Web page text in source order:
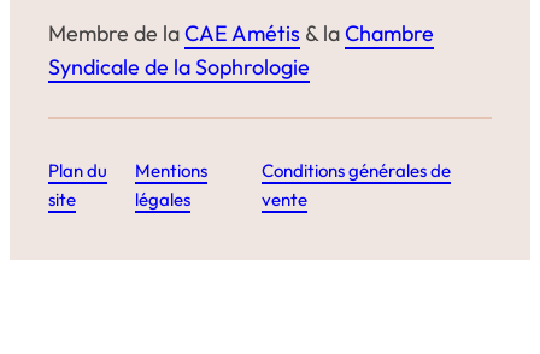
Membre de laCAE Amétis & laChambre
Syndicale de la Sophrologie
Plan du
site
Mentions
légales
Conditions générales de
vente